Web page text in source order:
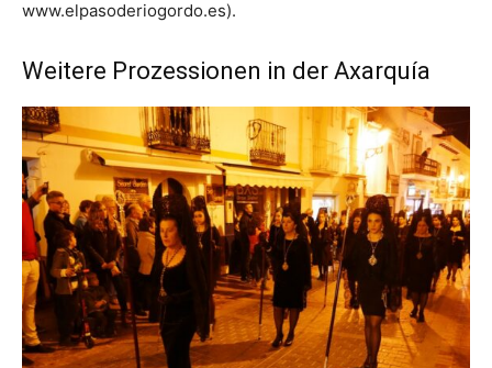
www.elpasoderiogordo.es).
Weitere Prozessionen in der Axarquía